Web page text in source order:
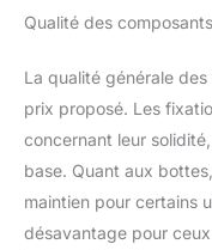
Qualité des
La qualité générale
prix proposé. Les
concernant leur
base. Quant aux
maintien pour certains
désavantage pour